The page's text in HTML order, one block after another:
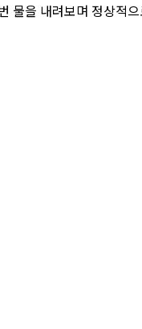
물을 내려보며 정상적